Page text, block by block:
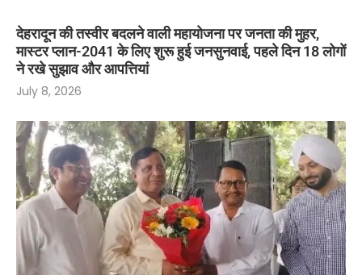
देहरादून की तस्वीर बदलने वाली महायोजना पर जनता की मुहर,
मास्टर प्लान-2041 के लिए शुरू हुई जनसुनवाई, पहले दिन 18 लोगों
ने रखे सुझाव और आपत्तियां
July 8, 2026